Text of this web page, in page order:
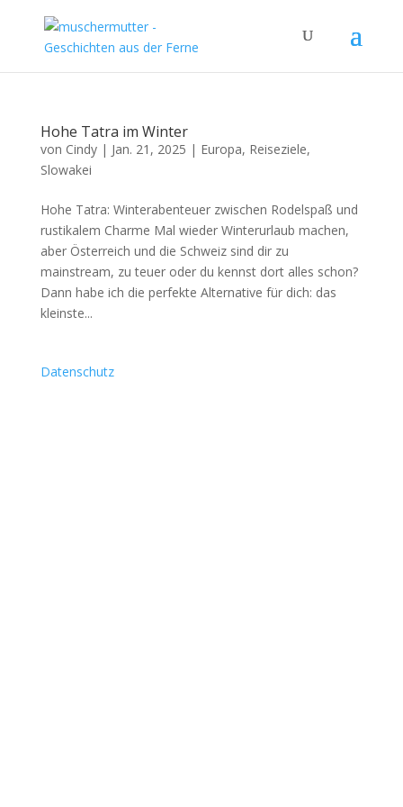
Hohe Tatra im Winter
von Cindy| Jan. 21, 2025 | Europa, Reiseziele,
Slowakei
Hohe Tatra: Winterabenteuer zwischen Rodelspaß und
rustikalem Charme Mal wieder Winterurlaub machen,
aber Österreich und die Schweiz sind dir zu
mainstream, zu teuer oder du kennst dort alles schon?
Dann habe ich die perfekte Alternative für dich: das
kleinste...
Datenschutz